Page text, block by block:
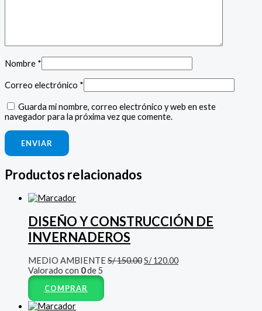
Nombre *
Correo electrónico *
Guarda mi nombre, correo electrónico y web en este
navegador para la próxima vez que comente.
Productos relacionados
DISEÑO Y CONSTRUCCIÓN DE
INVERNADEROS
MEDIO AMBIENTE S/150.00S/120.00
Valorado con 0de 5
COMPRAR